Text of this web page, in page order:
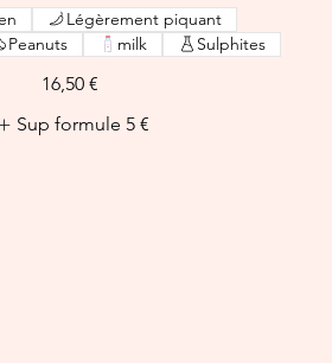
16,50 €
Légèrement piquant
Peanuts milk Sulphites
Sup formule 5 €